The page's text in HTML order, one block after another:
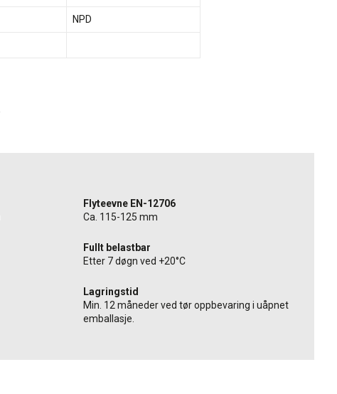
NPD
Flyteevne EN-12706
Ca. 115-125 mm
Fullt belastbar
Etter 7 døgn ved +20°C
Lagringstid
Min. 12 måneder ved tør oppbevaring i uåpnet
emballasje.